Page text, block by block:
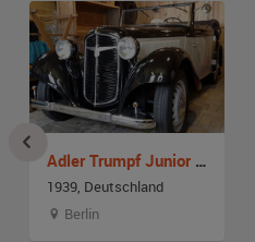
Adler Trumpf Junior Ambi Budd
1939, Deutschland
Berlin